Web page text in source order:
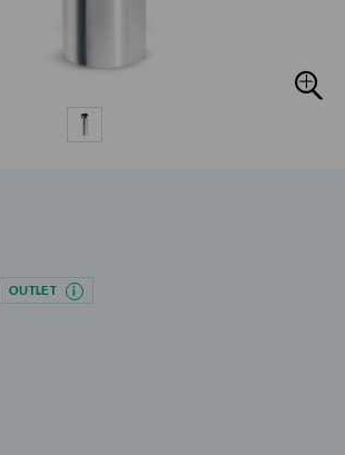
OUTLET